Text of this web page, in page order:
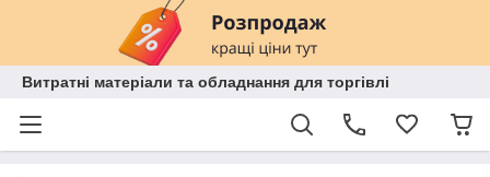
Витратні матеріали та обладнання для торгівлі